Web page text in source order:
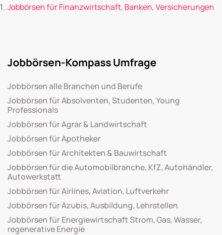
Jobbörsen für Finanzwirtschaft, Banken, Versicherungen
Jobbörsen-Kompass Umfrage
Jobbörsen alle Branchen und Berufe
Jobbörsen für Absolventen, Studenten, Young
Professionals
Jobbörsen für Agrar & Landwirtschaft
Jobbörsen für Apotheker
Jobbörsen für Architekten & Bauwirtschaft
Jobbörsen für die Automobilbranche, KfZ, Autohändler,
Autowerkstatt
Jobbörsen für Airlines, Aviation, Luftverkehr
Jobbörsen für Azubis, Ausbildung, Lehrstellen
Jobbörsen für Energiewirtschaft Strom, Gas, Wasser,
regenerative Energie